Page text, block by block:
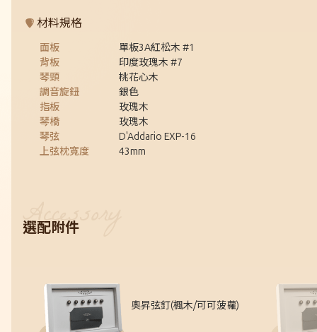
材料規格
面板
單板3A紅松木 #1
背板
印度玫瑰木 #7
琴頸
桃花心木
調音旋鈕
銀色
指板
玫瑰木
琴橋
玫瑰木
琴弦
D'Addario EXP-16
上弦枕寬度
43mm
選配附件
奧昇弦釘(楓木/可可菠蘿)